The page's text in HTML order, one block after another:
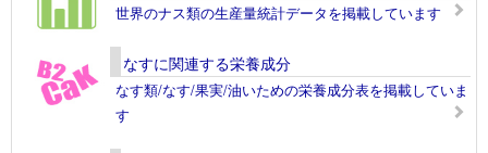
世界のナス類の生産量統計データを掲載しています
なすに関連する栄養成分
なす類/なす/果実/油いための栄養成分表を掲載していま
す